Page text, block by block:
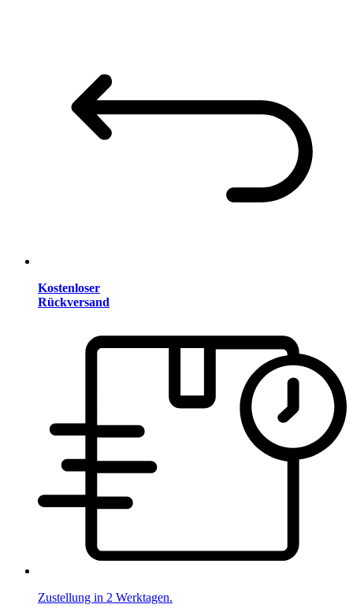
Kostenloser
Rückversand
Zustellung in 2 Werktagen.